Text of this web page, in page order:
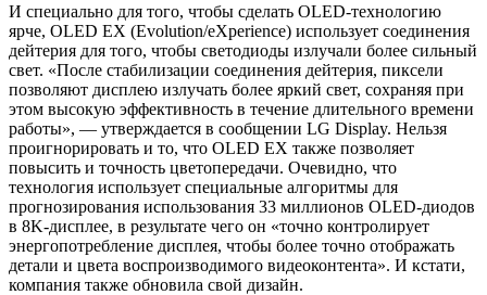
И специально для того, чтобы сделать OLED-технологию
ярче, OLED EX (Evolution/eXperience) использует соединения
дейтерия для того, чтобы светодиоды излучали более сильный
свет. «После стабилизации соединения дейтерия, пиксели
позволяют дисплею излучать более яркий свет, сохраняя при
этом высокую эффективность в течение длительного времени
работы», — утверждается в сообщении LG Display. Нельзя
проигнорировать и то, что OLED EX также позволяет
повысить и точность цветопередачи. Очевидно, что
технология использует специальные алгоритмы для
прогнозирования использования 33 миллионов OLED-диодов
в 8K-дисплее, в результате чего он «точно контролирует
энергопотребление дисплея, чтобы более точно отображать
детали и цвета воспроизводимого видеоконтента». И кстати,
компания также обновила свой дизайн.